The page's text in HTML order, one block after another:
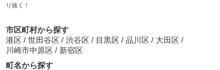
り抜く！
市区町村から探す
港区 / 世田谷区 / 渋谷区 / 目黒区 / 品川区 / 大田区 /
川崎市中原区 / 新宿区
町名から探す